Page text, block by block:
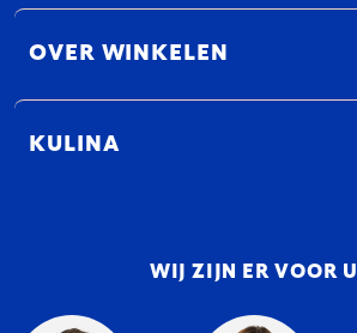
OVER WINKELEN
KULINA
WIJ ZIJN ER VOOR U